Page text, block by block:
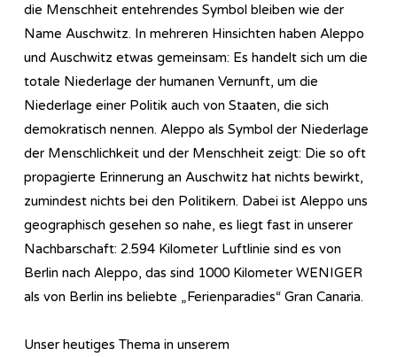
die Menschheit entehrendes Symbol bleiben wie der
Name Auschwitz. In mehreren Hinsichten haben Aleppo
und Auschwitz etwas gemeinsam: Es handelt sich um die
totale Niederlage der humanen Vernunft, um die
Niederlage einer Politik auch von Staaten, die sich
demokratisch nennen. Aleppo als Symbol der Niederlage
der Menschlichkeit und der Menschheit zeigt: Die so oft
propagierte Erinnerung an Auschwitz hat nichts bewirkt,
zumindest nichts bei den Politikern. Dabei ist Aleppo uns
geographisch gesehen so nahe, es liegt fast in unserer
Nachbarschaft: 2.594 Kilometer Luftlinie sind es von
Berlin nach Aleppo, das sind 1000 Kilometer WENIGER
als von Berlin ins beliebte „Ferienparadies“ Gran Canaria.
Unser heutiges Thema in unserem